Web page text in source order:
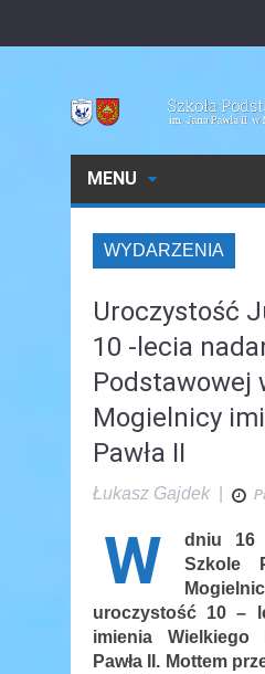
MENU
WYDARZENIA
Uroczystość
10 -lecia
Podstawowej
Mogielnicy
Pawła II
Łukasz Gajdek
W
dniu 16
Szkole
uroczystość 10 –
imienia
Pawła II. Mottem